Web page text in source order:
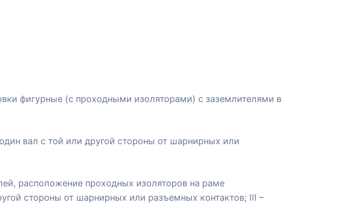
фигурные (с проходными изоляторами) с заземлителями в
вал с той или другой стороны от шарнирных или
расположение проходных изоляторов на раме
стороны от шарнирных или разъемных контактов; III –